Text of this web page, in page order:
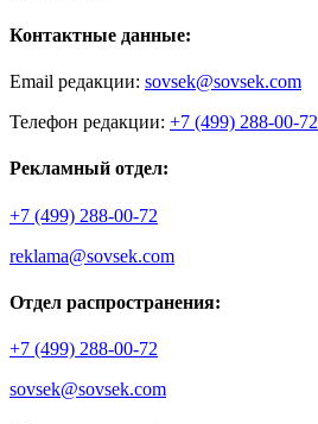
Контактные данные:
Email редакции: sovsek@sovsek.com
Телефон редакции: +7 (499) 288-00-72
Рекламный отдел:
+7 (499) 288-00-72
reklama@sovsek.com
Отдел распространения:
+7 (499) 288-00-72
sovsek@sovsek.com